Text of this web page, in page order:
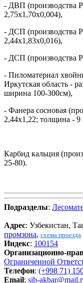
- ДВП (производства
2,75х1,70х0,004),
- ДСП (производства
2,44х1,83х0,016),
- ДСП (производства
- Пиломатериал
Иркутская область -
ширина 100-300см),
- Фанера сосновая
2,44х1,22; толщина -
Карбид кальция
25-80).
Подразделы:
Адрес: Узбекистан,
промзона, схема проезда
Индекс: 100154
Организационно-
Ограниченной
Телефон: (+998 71)
Email: sib-